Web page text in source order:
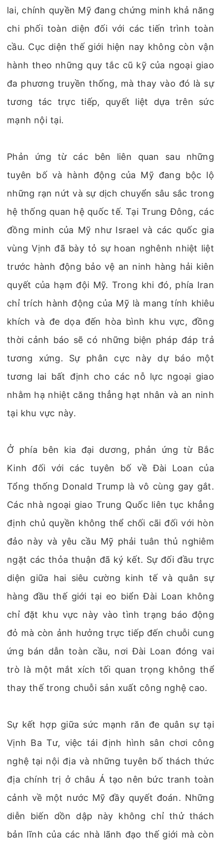
lai, chính quyền Mỹ đang chứng minh khả năng
chi phối toàn diện đối với các tiến trình toàn
cầu. Cục diện thế giới hiện nay không còn vận
hành theo những quy tắc cũ kỹ của ngoại giao
đa phương truyền thống, mà thay vào đó là sự
tương tác trực tiếp, quyết liệt dựa trên sức
mạnh nội tại.
Phản ứng từ các bên liên quan sau những
tuyên bố và hành động của Mỹ đang bộc lộ
những rạn nứt và sự dịch chuyển sâu sắc trong
hệ thống quan hệ quốc tế. Tại Trung Đông, các
đồng minh của Mỹ như Israel và các quốc gia
vùng Vịnh đã bày tỏ sự hoan nghênh nhiệt liệt
trước hành động bảo vệ an ninh hàng hải kiên
quyết của hạm đội Mỹ. Trong khi đó, phía Iran
chỉ trích hành động của Mỹ là mang tính khiêu
khích và đe dọa đến hòa bình khu vực, đồng
thời cảnh báo sẽ có những biện pháp đáp trả
tương xứng. Sự phân cực này dự báo một
tương lai bất định cho các nỗ lực ngoại giao
nhằm hạ nhiệt căng thẳng hạt nhân và an ninh
tại khu vực này.
Ở phía bên kia đại dương, phản ứng từ Bắc
Kinh đối với các tuyên bố về Đài Loan của
Tổng thống Donald Trump là vô cùng gay gắt.
Các nhà ngoại giao Trung Quốc liên tục khẳng
định chủ quyền không thể chối cãi đối với hòn
đảo này và yêu cầu Mỹ phải tuân thủ nghiêm
ngặt các thỏa thuận đã ký kết. Sự đối đầu trực
diện giữa hai siêu cường kinh tế và quân sự
hàng đầu thế giới tại eo biển Đài Loan không
chỉ đặt khu vực này vào tình trạng báo động
đỏ mà còn ảnh hưởng trực tiếp đến chuỗi cung
ứng bán dẫn toàn cầu, nơi Đài Loan đóng vai
trò là một mắt xích tối quan trọng không thể
thay thế trong chuỗi sản xuất công nghệ cao.
Sự kết hợp giữa sức mạnh răn đe quân sự tại
Vịnh Ba Tư, việc tái định hình sân chơi công
nghệ tại nội địa và những tuyên bố thách thức
địa chính trị ở châu Á tạo nên bức tranh toàn
cảnh về một nước Mỹ đầy quyết đoán. Những
diễn biến dồn dập này không chỉ thử thách
bản lĩnh của các nhà lãnh đạo thế giới mà còn